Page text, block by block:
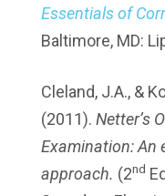
Essentials of
Baltimore, MD:
Cleland, J.A., &
(2011). Netter’s
Examination: An
approach. (2nd